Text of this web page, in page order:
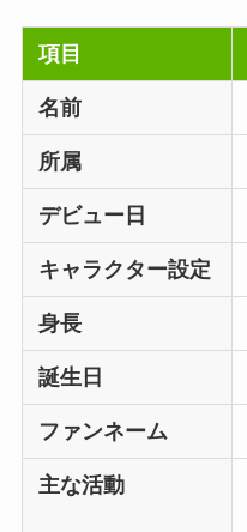
項目
名前
所属
デビュー日
キャラクター設定
身長
誕生日
ファンネーム
主な活動